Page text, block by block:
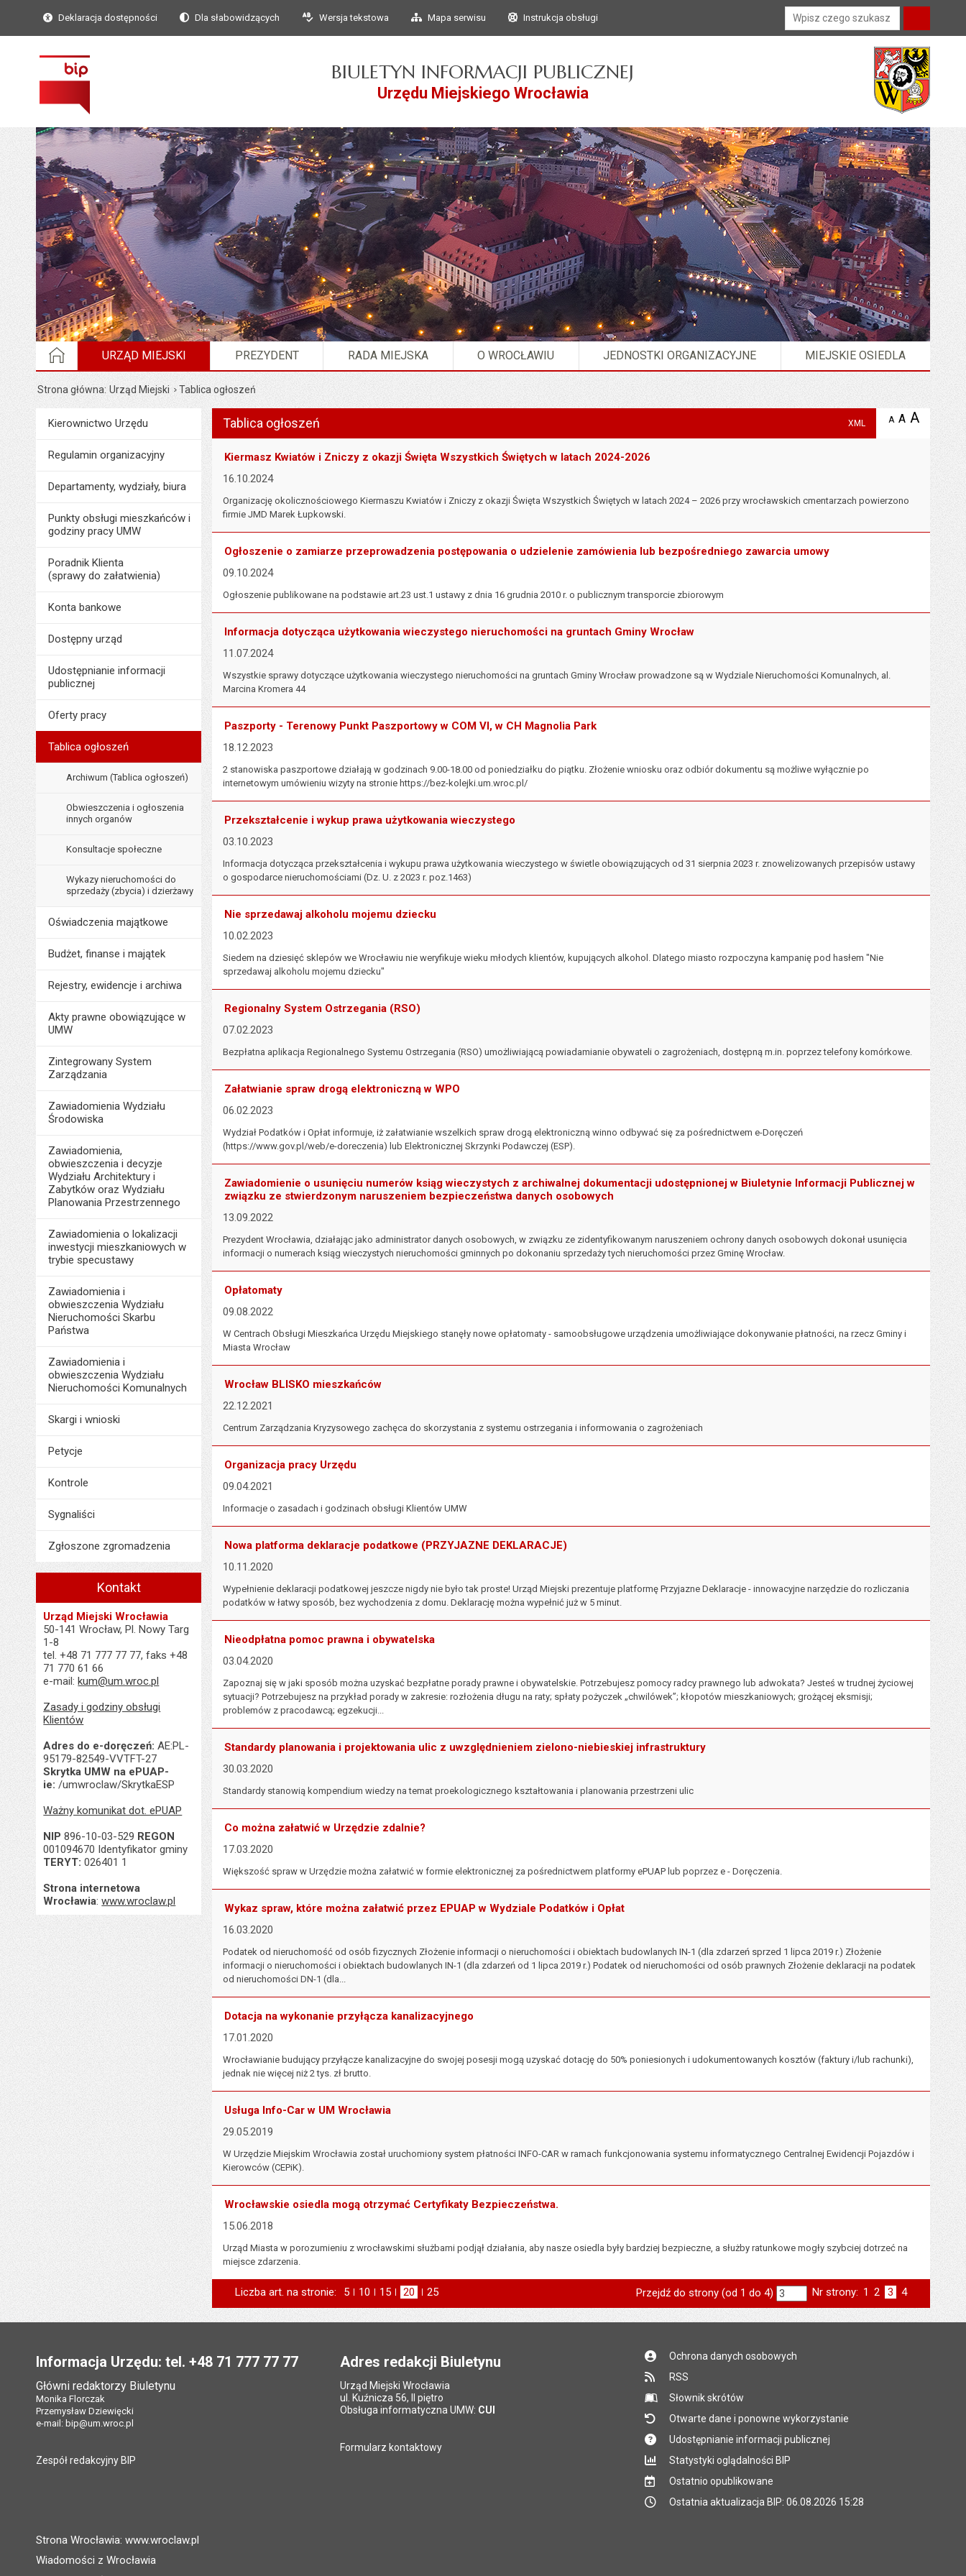
Przejdź do głównego
Przejdź do treści
Deklaracja dostępności Dla słabowidzących Wersja tekstowa Mapa serwisu Instrukcja obsługi Wyszukiwarka
BIULETYN INFORMACJI PUBLICZNEJ
Urzędu Miejskiego Wrocławia
STRONA GŁÓWNA
URZĄD MIEJSKI PREZYDENT RADA MIEJSKA O WROCŁAWIU JEDNOSTKI ORGANIZACYJNE MIEJSKIE OSIEDLA
Strona główna Urząd Miejski Tablica ogłoszeń
MenuUrząd Miejski
Kierownictwo Urzędu
Regulamin organizacyjny
Departamenty, wydziały, biura
Punkty obsługi mieszkańców i
godziny pracy UMW
Poradnik Klienta
(sprawy do załatwienia)
Konta bankowe
Dostępny urząd
Udostępnianie informacji
publicznej
Oferty pracy
Tablica ogłoszeń
Archiwum (Tablica ogłoszeń)
Obwieszczenia i ogłoszenia
innych organów
Konsultacje społeczne
Wykazy nieruchomości do
sprzedaży (zbycia) i dzierżawy
Oświadczenia majątkowe
Budżet, finanse i majątek
Rejestry, ewidencje i archiwa
Akty prawne obowiązujące w
UMW
Zintegrowany System
Zarządzania
Zawiadomienia Wydziału
Środowiska
Zawiadomienia,
obwieszczenia i decyzje
Wydziału Architektury i
Zabytków oraz Wydziału
Planowania Przestrzennego
Zawiadomienia o lokalizacji
inwestycji mieszkaniowych w
trybie specustawy
Zawiadomienia i
obwieszczenia Wydziału
Nieruchomości Skarbu
Państwa
Zawiadomienia i
obwieszczenia Wydziału
Nieruchomości Komunalnych
Skargi i wnioski
Petycje
Kontrole
Sygnaliści
Zgłoszone zgromadzenia
Kontakt
Urząd Miejski Wrocławia
50-141 Wrocław, Pl. Nowy Targ
1-8
tel. +48 71 777 77 77, faks +48
71 770 61 66
e-mail:kum@um.wroc.pl
Zasady i godziny obsługi
Klientów
Adres do e-doręczeń: AE:PL-
95179-82549-VVTFT-27
Skrytka UMW na ePUAP-
ie: /umwroclaw/SkrytkaESP
Ważny komunikat dot. ePUAP
NIP 896-10-03-529 REGON
001094670 Identyfikator gminy
TERYT: 026401 1
Strona internetowa
Wrocławia:www.wroclaw.pl
Tablica ogłoszeń XML A zmniejsz
A domyślna
A
Kiermasz Kwiatów i Zniczy z okazji Święta Wszystkich Świętych w latach 2024-2026
16.10.2024
Organizację okolicznościowego Kiermaszu Kwiatów i Zniczy z okazji Święta Wszystkich Świętych w latach 2024 – 2026 przy wrocławskich cmentarzach powierzono
firmie JMD Marek Łupkowski.
Ogłoszenie o zamiarze przeprowadzenia postępowania o udzielenie zamówienia lub bezpośredniego zawarcia umowy
09.10.2024
Ogłoszenie publikowane na podstawie art.23 ust.1 ustawy z dnia 16 grudnia 2010 r. o publicznym transporcie zbiorowym
Informacja dotycząca użytkowania wieczystego nieruchomości na gruntach Gminy Wrocław
11.07.2024
Wszystkie sprawy dotyczące użytkowania wieczystego nieruchomości na gruntach Gminy Wrocław prowadzone są w Wydziale Nieruchomości Komunalnych, al.
Marcina Kromera 44
Paszporty - Terenowy Punkt Paszportowy w COM VI, w CH Magnolia Park
18.12.2023
2 stanowiska paszportowe działają w godzinach 9.00-18.00 od poniedziałku do piątku. Złożenie wniosku oraz odbiór dokumentu są możliwe wyłącznie po
internetowym umówieniu wizyty na stronie https://bez-kolejki.um.wroc.pl/
Przekształcenie i wykup prawa użytkowania wieczystego
03.10.2023
Informacja dotycząca przekształcenia i wykupu prawa użytkowania wieczystego w świetle obowiązujących od 31 sierpnia 2023 r. znowelizowanych przepisów ustawy
o gospodarce nieruchomościami (Dz. U. z 2023 r. poz.1463)
Nie sprzedawaj alkoholu mojemu dziecku
10.02.2023
Siedem na dziesięć sklepów we Wrocławiu nie weryfikuje wieku młodych klientów, kupujących alkohol. Dlatego miasto rozpoczyna kampanię pod hasłem "Nie
sprzedawaj alkoholu mojemu dziecku"
Regionalny System Ostrzegania (RSO)
07.02.2023
Bezpłatna aplikacja Regionalnego Systemu Ostrzegania (RSO) umożliwiającą powiadamianie obywateli o zagrożeniach, dostępną m.in. poprzez telefony komórkowe.
Załatwianie spraw drogą elektroniczną w WPO
06.02.2023
Wydział Podatków i Opłat informuje, iż załatwianie wszelkich spraw drogą elektroniczną winno odbywać się za pośrednictwem e-Doręczeń
(https://www.gov.pl/web/e-doreczenia) lub Elektronicznej Skrzynki Podawczej (ESP).
Zawiadomienie o usunięciu numerów ksiąg wieczystych z archiwalnej dokumentacji udostępnionej w Biuletynie Informacji Publicznej w
związku ze stwierdzonym naruszeniem bezpieczeństwa danych osobowych
13.09.2022
Prezydent Wrocławia, działając jako administrator danych osobowych, w związku ze zidentyfikowanym naruszeniem ochrony danych osobowych dokonał usunięcia
informacji o numerach ksiąg wieczystych nieruchomości gminnych po dokonaniu sprzedaży tych nieruchomości przez Gminę Wrocław.
Opłatomaty
09.08.2022
W Centrach Obsługi Mieszkańca Urzędu Miejskiego stanęły nowe opłatomaty - samoobsługowe urządzenia umożliwiające dokonywanie płatności, na rzecz Gminy i
Miasta Wrocław
Wrocław BLISKO mieszkańców
22.12.2021
Centrum Zarządzania Kryzysowego zachęca do skorzystania z systemu ostrzegania i informowania o zagrożeniach
Organizacja pracy Urzędu
09.04.2021
Informacje o zasadach i godzinach obsługi Klientów UMW
Nowa platforma deklaracje podatkowe (PRZYJAZNE DEKLARACJE)
10.11.2020
Wypełnienie deklaracji podatkowej jeszcze nigdy nie było tak proste! Urząd Miejski prezentuje platformę Przyjazne Deklaracje - innowacyjne narzędzie do rozliczania
podatków w łatwy sposób, bez wychodzenia z domu. Deklarację można wypełnić już w 5 minut.
Nieodpłatna pomoc prawna i obywatelska
03.04.2020
Zapoznaj się w jaki sposób można uzyskać bezpłatne porady prawne i obywatelskie. Potrzebujesz pomocy radcy prawnego lub adwokata? Jesteś w trudnej życiowej
sytuacji? Potrzebujesz na przykład porady w zakresie: rozłożenia długu na raty; spłaty pożyczek „chwilówek”; kłopotów mieszkaniowych; grożącej eksmisji;
problemów z pracodawcą; egzekucji...
Standardy planowania i projektowania ulic z uwzględnieniem zielono-niebieskiej infrastruktury
30.03.2020
Standardy stanowią kompendium wiedzy na temat proekologicznego kształtowania i planowania przestrzeni ulic
Co można załatwić w Urzędzie zdalnie?
17.03.2020
Większość spraw w Urzędzie można załatwić w formie elektronicznej za pośrednictwem platformy ePUAP lub poprzez e - Doręczenia.
Wykaz spraw, które można załatwić przez EPUAP w Wydziale Podatków i Opłat
16.03.2020
Podatek od nieruchomość od osób fizycznych Złożenie informacji o nieruchomości i obiektach budowlanych IN-1 (dla zdarzeń sprzed 1 lipca 2019 r.) Złożenie
informacji o nieruchomości i obiektach budowlanych IN-1 (dla zdarzeń od 1 lipca 2019 r.) Podatek od nieruchomości od osób prawnych Złożenie deklaracji na podatek
od nieruchomości DN-1 (dla...
Dotacja na wykonanie przyłącza kanalizacyjnego
17.01.2020
Wrocławianie budujący przyłącze kanalizacyjne do swojej posesji mogą uzyskać dotację do 50% poniesionych i udokumentowanych kosztów (faktury i/lub rachunki),
jednak nie więcej niż 2 tys. zł brutto.
Usługa Info-Car w UM Wrocławia
29.05.2019
W Urzędzie Miejskim Wrocławia został uruchomiony system płatności INFO-CAR w ramach funkcjonowania systemu informatycznego Centralnej Ewidencji Pojazdów i
Kierowców (CEPiK).
Wrocławskie osiedla mogą otrzymać Certyfikaty Bezpieczeństwa.
15.06.2018
Urząd Miasta w porozumieniu z wrocławskimi służbami podjął działania, aby nasze osiedla były bardziej bezpieczne, a służby ratunkowe mogły szybciej dotrzeć na
miejsce zdarzenia.
Liczba art. na stronie: Pokaż
5 elementów na stronie
Pokaż
10 elementów
na stronie
Pokaż
15 elementów
na stronie
Pokaż
20 elementów
na stronie
Pokaż
25
na stronie
Przejdź do strony (od 1 do 4)
Nr strony: Strona
1 Strona
2 Strona
3 Strona
4
Informacja Urzędu: tel. +48 71 777 77 77
Główni redaktorzy Biuletynu
Monika Florczak
Przemysław Dziewięcki
e-mail: bip@um.wroc.pl
Zespół redakcyjny BIP
Adres redakcji Biuletynu
Urząd Miejski Wrocławia
ul. Kuźnicza 56, II piętro
Obsługa informatyczna UMW: CUI
Formularz kontaktowy
Ochrona danych osobowych
RSS
Słownik skrótów
Otwarte dane i ponowne wykorzystanie
Udostępnianie informacji publicznej
Statystyki oglądalności BIP
Ostatnio opublikowane
Ostatnia aktualizacja BIP: 06.08.2026 15:28
Strona Wrocławia: www.wroclaw.pl
Wiadomości z Wrocławia